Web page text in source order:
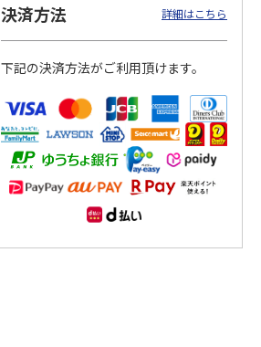
決済方法 詳細はこちら
下記の決済方法がご利用頂けます。